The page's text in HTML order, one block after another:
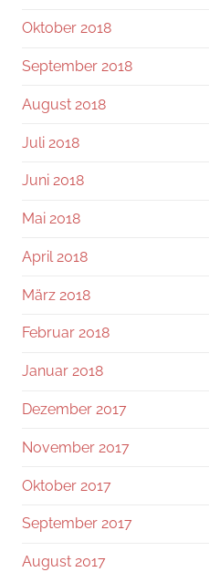
Oktober 2018
September 2018
August 2018
Juli 2018
Juni 2018
Mai 2018
April 2018
März 2018
Februar 2018
Januar 2018
Dezember 2017
November 2017
Oktober 2017
September 2017
August 2017